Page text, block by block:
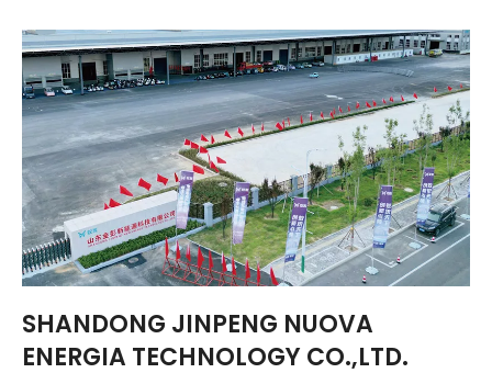
SHANDONG JINPENG NUOVA
ENERGIA TECHNOLOGY CO.,LTD.